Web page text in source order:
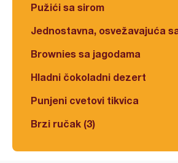
Pužići sa sirom
Jednostavna, osvežavajuća
Brownies sa jagodama
Hladni čokoladni dezert
Punjeni cvetovi tikvica
Brzi ručak (3)